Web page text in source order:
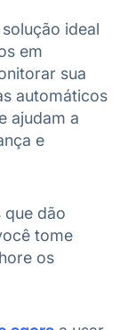
ideal
em
sua
automáticos
ajudam a
e
que dão
tome
os